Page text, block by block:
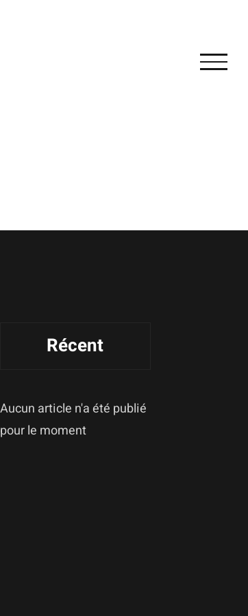
Récent
Aucun article n'a été publié
pour le moment